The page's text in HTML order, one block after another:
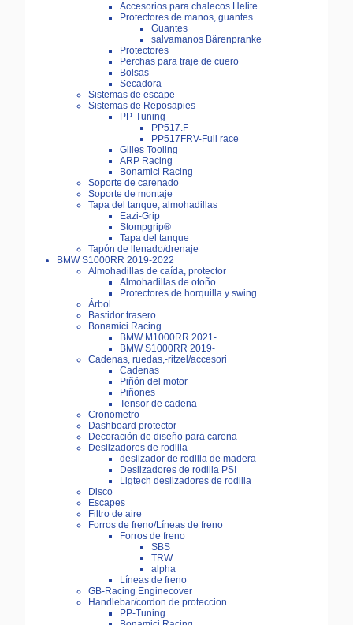
Accesorios para chalecos Helite
Protectores de manos, guantes
Guantes
salvamanos Bärenpranke
Protectores
Perchas para traje de cuero
Bolsas
Secadora
Sistemas de escape
Sistemas de Reposapies
PP-Tuning
PP517.F
PP517FRV-Full race
Gilles Tooling
ARP Racing
Bonamici Racing
Soporte de carenado
Soporte de montaje
Tapa del tanque, almohadillas
Eazi-Grip
Stompgrip®
Tapa del tanque
Tapón de llenado/drenaje
BMW S1000RR 2019-2022
Almohadillas de caída, protector
Almohadillas de otoño
Protectores de horquilla y swing
Árbol
Bastidor trasero
Bonamici Racing
BMW M1000RR 2021-
BMW S1000RR 2019-
Cadenas, ruedas,-ritzel/accesori
Cadenas
Piñón del motor
Piñones
Tensor de cadena
Cronometro
Dashboard protector
Decoración de diseño para carena
Deslizadores de rodilla
deslizador de rodilla de madera
Deslizadores de rodilla PSI
Ligtech deslizadores de rodilla
Disco
Escapes
Filtro de aire
Forros de freno/Líneas de freno
Forros de freno
SBS
TRW
alpha
Líneas de freno
GB-Racing Enginecover
Handlebar/cordon de proteccion
PP-Tuning